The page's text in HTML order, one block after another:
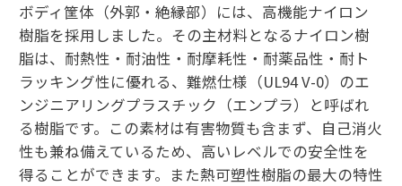
ボディ筐体（外郭・絶縁部）には、高機能ナイロン
樹脂を採用しました。その主材料となるナイロン樹
脂は、耐熱性・耐油性・耐摩耗性・耐薬品性・耐ト
ラッキング性に優れる、難燃仕様（UL94 V-0）のエ
ンジニアリングプラスチック（エンプラ）と呼ばれ
る樹脂です。この素材は有害物質も含まず、自己消火
性も兼ね備えているため、高いレベルでの安全性を
得ることができます。また熱可塑性樹脂の最大の特性